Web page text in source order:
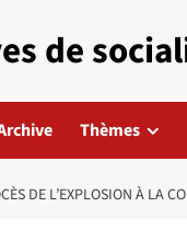
de
Thèmes
DE L’EXPLOSION À LA